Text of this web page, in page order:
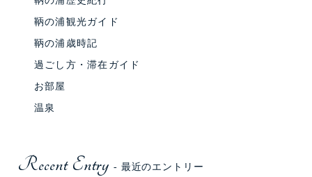
鞆の浦観光ガイド
鞆の浦歳時記
過ごし方・滞在ガイド
お部屋
温泉
Recent Entry - 最近のエントリー